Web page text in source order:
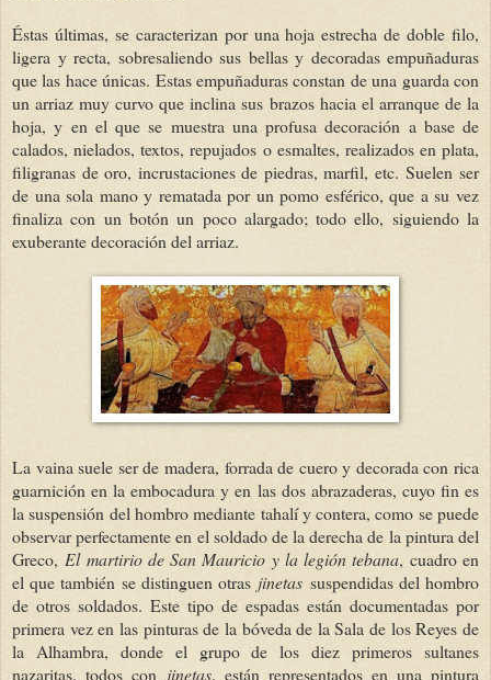
Éstas últimas, se caracterizan por una hoja estrecha de doble filo,
ligera y recta, sobresaliendo sus bellas y decoradas empuñaduras
que las hace únicas. Estas empuñaduras constan de una guarda con
un arriaz muy curvo que inclina sus brazos hacia el arranque de la
hoja, y en el que se muestra una profusa decoración a base de
calados, nielados, textos, repujados o esmaltes, realizados en plata,
filigranas de oro, incrustaciones de piedras, marfil, etc. Suelen ser
de una sola mano y rematada por un pomo esférico, que a su vez
finaliza con un botón un poco alargado; todo ello, siguiendo la
exuberante decoración del arriaz.
La vaina suele ser de madera, forrada de cuero y decorada con rica
guarnición en la embocadura y en las dos abrazaderas, cuyo fin es
la suspensión del hombro mediante tahalí y contera, como se puede
observar perfectamente en el soldado de la derecha de la pintura del
Greco, El martirio de San Mauricio y la legión tebana, cuadro en
el que también se distinguen otras jinetas suspendidas del hombro
de otros soldados. Este tipo de espadas están documentadas por
primera vez en las pinturas de la bóveda de la Sala de los Reyes de
la Alhambra, donde el grupo de los diez primeros sultanes
nazaritas, todos con jinetas, están representados en una pintura